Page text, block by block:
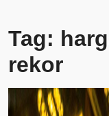
Tag:
rekor